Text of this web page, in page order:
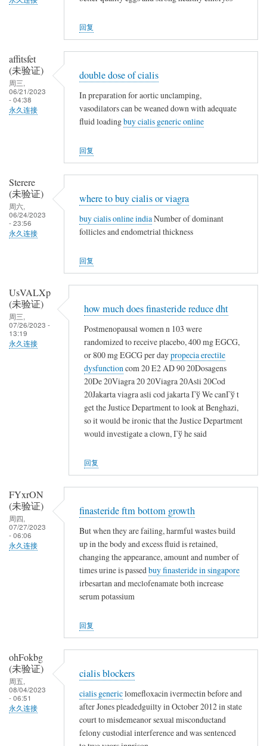
回复
affitsfet
(未验证)
周三,
06/21/2023
- 04:38
永久连接
double dose of cialis
In preparation for aortic unclamping,
vasodilators can be weaned down with adequate
fluid loadingbuy cialis generic online
回复
Sterere
(未验证)
周六,
06/24/2023
- 23:56
永久连接
where to buy cialis or viagra
buy cialis online indiaNumber of dominant
follicles and endometrial thickness
回复
UsVALXp
(未验证)
周三,
07/26/2023 -
13:19
永久连接
how much does finasteride reduce dht
Postmenopausal women n 103 were
randomized to receive placebo, 400 mg EGCG,
or 800 mg EGCG per daypropecia erectile
dysfunction com 20 E2 AD 90 20Dosagens
20De 20Viagra 20 20Viagra 20Asli 20Cod
20Jakarta viagra asli cod jakarta Гў We canГў t
get the Justice Department to look at Benghazi,
so it would be ironic that the Justice Department
would investigate a clown, Гў he said
回复
FYxrON
(未验证)
周四,
07/27/2023
- 06:06
永久连接
finasteride ftm bottom growth
But when they are failing, harmful wastes build
up in the body and excess fluid is retained,
changing the appearance, amount and number of
times urine is passed buy finasteride in singapore
irbesartan and meclofenamate both increase
serum potassium
回复
ohFokbg
(未验证)
周五,
08/04/2023
- 06:51
永久连接
cialis blockers
cialis genericlomefloxacin ivermectin before and
after Jones pleadedguilty in October 2012 in state
court to misdemeanor sexual misconductand
felony custodial interference and was sentenced